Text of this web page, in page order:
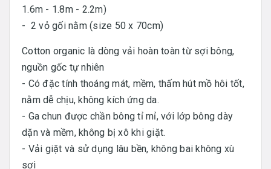
1.6m - 1.8m - 2.2m)
- 2 vỏ gối nằm (size 50 x 70cm)
Cotton organic là dòng vải hoàn toàn từ sợi bông,
nguồn gốc tự nhiên
- Có đặc tính thoáng mát, mềm, thấm hút mồ hôi tốt,
nằm dễ chịu, không kích ứng da.
- Ga chun được chần bông tỉ mỉ, với lớp bông dày
dặn và mềm, không bị xô khi giặt.
- Vải giặt và sử dụng lâu bền, không bai không xù
sợi